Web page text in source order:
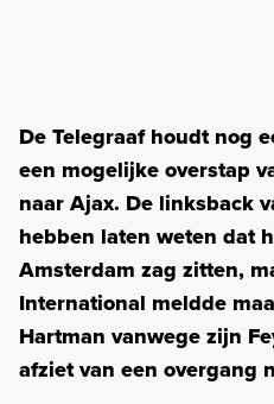
De Telegraaf houdt nog
een mogelijke overstap
naar Ajax. De linksback
hebben laten weten dat
Amsterdam zag zitten,
International meldde
Hartman vanwege zijn
afziet van een overgang